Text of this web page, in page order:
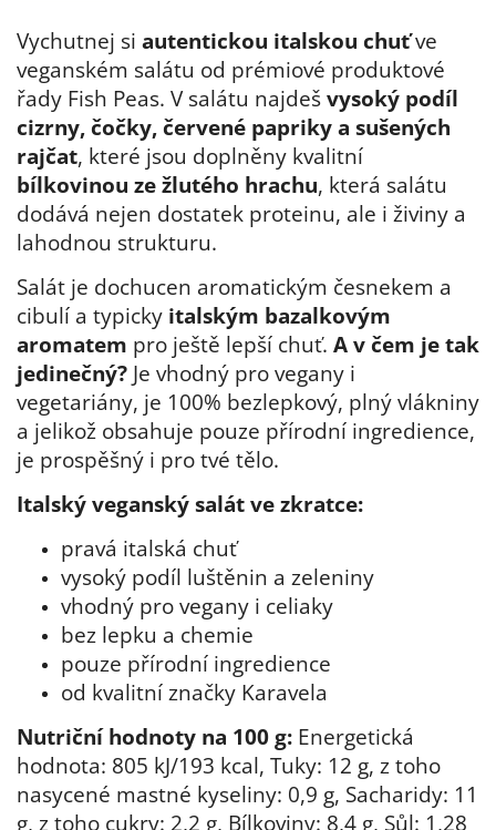
Vychutnej si autentickou italskou chuťve
veganském salátu od prémiové produktové
řady Fish Peas. V salátu najdeš vysoký podíl
cizrny, čočky, červené papriky a sušených
rajčat, které jsou doplněny kvalitní
bílkovinou ze žlutého hrachu, která salátu
dodává nejen dostatek proteinu, ale i živiny a
lahodnou strukturu.
Salát je dochucen aromatickým česnekem a
cibulí a typicky italským bazalkovým
aromatem pro ještě lepší chuť. A v čem je tak
jedinečný? Je vhodný pro vegany i
vegetariány, je 100% bezlepkový, plný vlákniny
a jelikož obsahuje pouze přírodní ingredience,
je prospěšný i pro tvé tělo.
Italský veganský salát ve zkratce:
pravá italská chuť
vysoký podíl luštěnin a zeleniny
vhodný pro vegany i celiaky
bez lepku a chemie
pouze přírodní ingredience
od kvalitní značky Karavela
Nutriční hodnoty na 100 g: Energetická
hodnota: 805 kJ/193 kcal, Tuky: 12 g, z toho
nasycené mastné kyseliny: 0,9 g, Sacharidy: 11
g, z toho cukry: 2,2 g, Bílkoviny: 8,4 g, Sůl: 1,28